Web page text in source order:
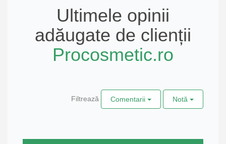
Ultimele opinii
adăugate de clienții
Procosmetic.ro
Filtrează Comentarii Notă